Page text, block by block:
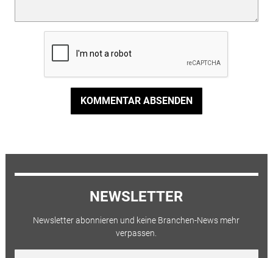
KOMMENTAR ABSENDEN
NEWSLETTER
Newsletter abonnieren und keine Branchen-News mehr
verpassen.